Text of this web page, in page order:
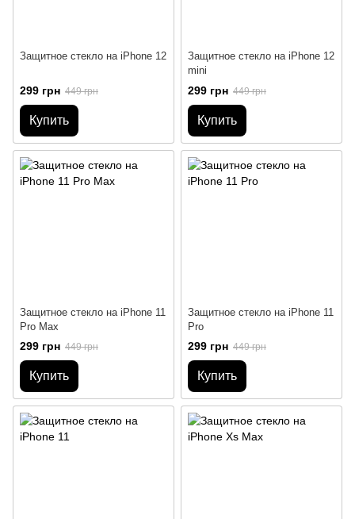
Защитное стекло на iPhone 12
299 грн 449 грн
Купить
Защитное стекло на iPhone 12
mini
299 грн 449 грн
Купить
Защитное стекло на iPhone 11
Pro Max
299 грн 449 грн
Купить
Защитное стекло на iPhone 11
Pro
299 грн 449 грн
Купить